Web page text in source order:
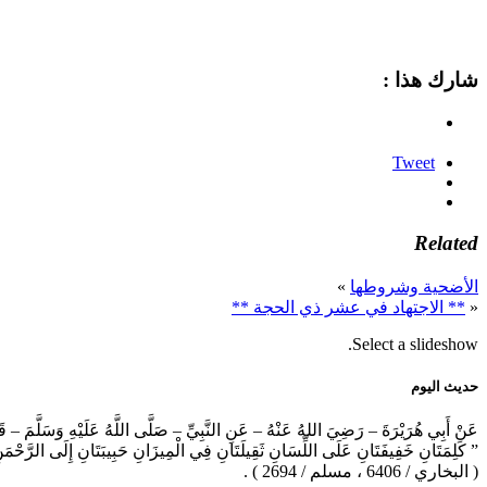
شارك هذا :
Tweet
Related
الأضحية وشروطها »
« ** الاجتهاد في عشر ذي الحجة **
Select a slideshow.
حديث اليوم
عَنْ أَبِي هُرَيْرَةَ – رَضِيَ اللهُ عَنْهُ – عَنِ النَّبِيِّ – صَلَّى اللَّهُ عَلَيْهِ وَسَلَّمَ –
” كَلِمَتَانِ خَفِيفَتَانِ عَلَى اللِّسَانِ ثَقِيلَتَانِ فِي الْمِيزَانِ حَبِيبَتَانِ إِلَى
( البخاري / 6406 ، مسلم / 2694 ) .